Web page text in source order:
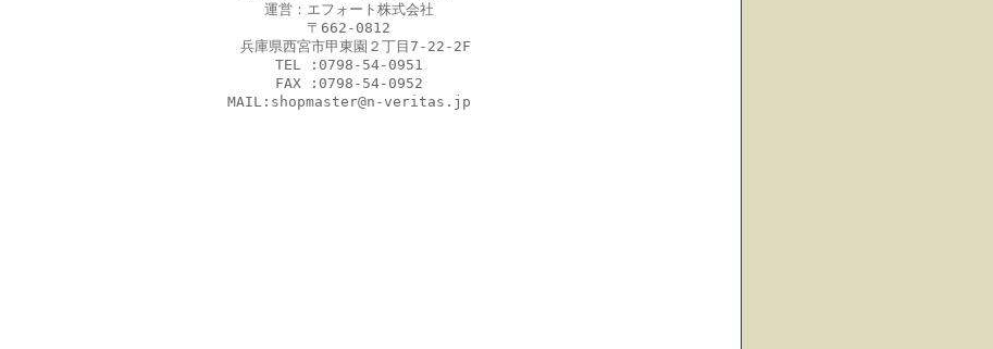
運営：エフォート株式会社
〒662-0812
兵庫県西宮市甲東園２丁目7-22-2F
TEL :0798-54-0951
FAX :0798-54-0952
MAIL:shopmaster@n-veritas.jp